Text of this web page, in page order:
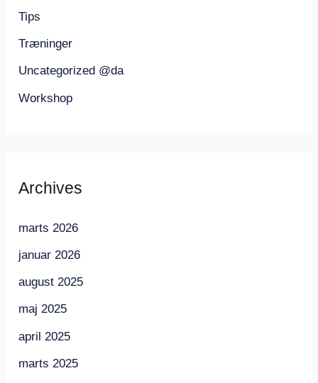
Tips
Træninger
Uncategorized @da
Workshop
Archives
marts 2026
januar 2026
august 2025
maj 2025
april 2025
marts 2025